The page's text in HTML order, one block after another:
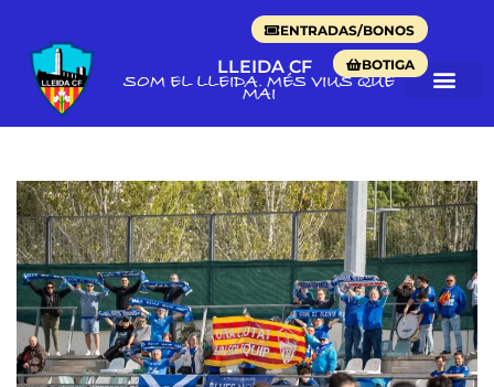
ENTRADAS/BONOS
BOTIGA
LLEIDA CF
SOM EL LLEIDA. MÉS VIUS QUE
MAI